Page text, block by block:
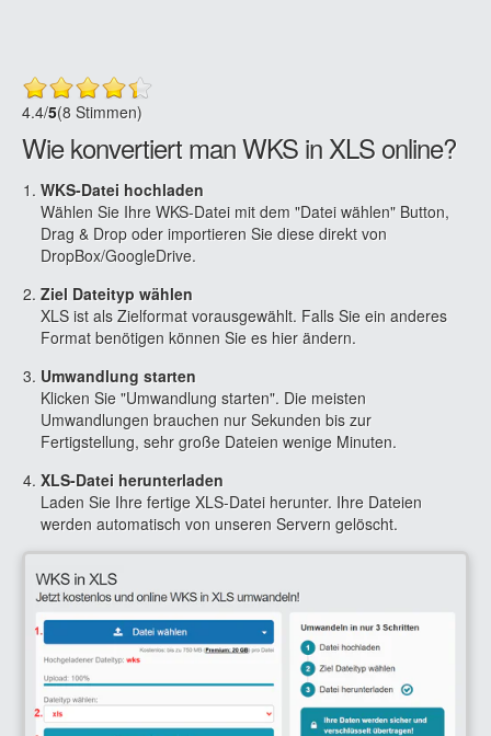
4.4/5(8 Stimmen)
Wie konvertiert man WKS in XLS online?
WKS-Datei hochladen
Wählen Sie Ihre WKS-Datei mit dem "Datei wählen" Button,
Drag & Drop oder importieren Sie diese direkt von
DropBox/GoogleDrive.
Ziel Dateityp wählen
XLS ist als Zielformat vorausgewählt. Falls Sie ein anderes
Format benötigen können Sie es hier ändern.
Umwandlung starten
Klicken Sie "Umwandlung starten". Die meisten
Umwandlungen brauchen nur Sekunden bis zur
Fertigstellung, sehr große Dateien wenige Minuten.
XLS-Datei herunterladen
Laden Sie Ihre fertige XLS-Datei herunter. Ihre Dateien
werden automatisch von unseren Servern gelöscht.